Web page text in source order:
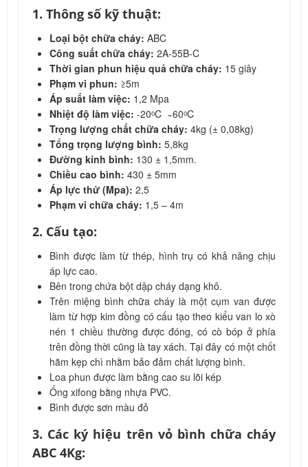
1. Thông số kỹ thuật:
Loại bột chữa cháy: ABC
Công suất chữa cháy: 2A-55B-C
Thời gian phun hiệu quả chữa cháy: 15 giây
Phạm vi phun: ≥5m
Áp suất làm việc: 1,2 Mpa
Nhiệt độ làm việc: -20ᵒC ̴ 60ᵒC
Trọng lượng chất chữa cháy: 4kg (± 0,08kg)
Tổng trọng lượng bình: 5,8kg
Đường kính bình: 130 ± 1,5mm.
Chiều cao bình: 430 ± 5mm
Áp lực thử (Mpa): 2,5
Phạm vi chữa cháy: 1,5 – 4m
2. Cấu tạo:
Bình được làm từ thép, hình trụ có khả năng chịu
áp lực cao.
Bên trong chứa bột dập cháy dạng khô.
Trên miệng bình chữa cháy là một cụm van được
làm từ hợp kim đồng có cấu tạo theo kiểu van lo xò
nén 1 chiều thường được đóng, có cò bóp ở phía
trên đồng thời cũng là tay xách. Tại đây có một chốt
hãm kẹp chì nhằm bảo đảm chất lượng bình.
Loa phun được làm bằng cao su lõi kép
Ống xifong bằng nhựa PVC.
Bình được sơn màu đỏ
3. Các ký hiệu trên vỏ bình chữa cháy
ABC 4Kg: